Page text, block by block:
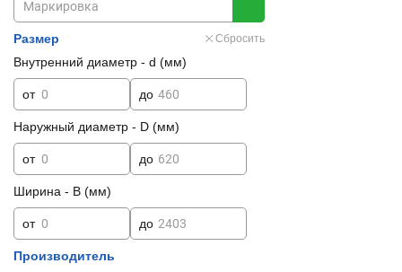
Размер Сбросить
Внутренний диаметр - d (мм)
от до
Наружный диаметр - D (мм)
от до
Ширина - B (мм)
от до
Производитель